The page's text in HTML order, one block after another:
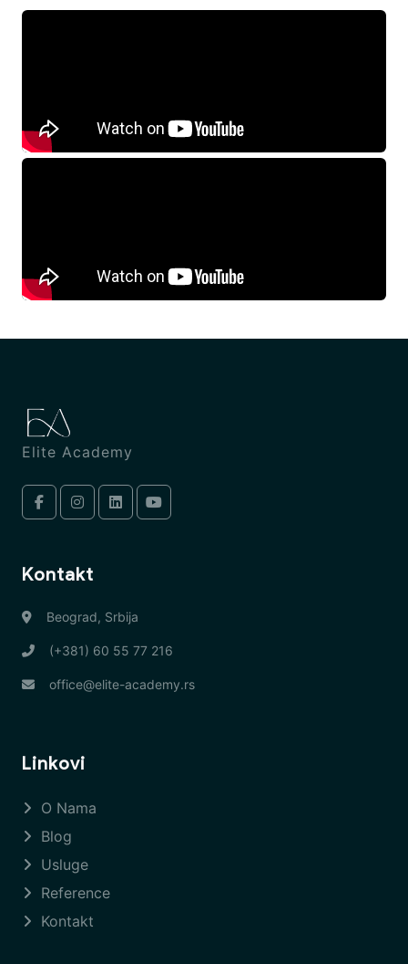
Elite Academy
Kontakt
Beograd, Srbija
(+381) 60 55 77 216
office@elite-academy.rs
Linkovi
O Nama
Blog
Usluge
Reference
Kontakt